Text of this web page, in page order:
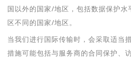
国以外的国家/地区，包括数据保护水
区不同的国家/地区。
当我们进行国际传输时，会采取适当
措施可能包括与服务商的合同保护、